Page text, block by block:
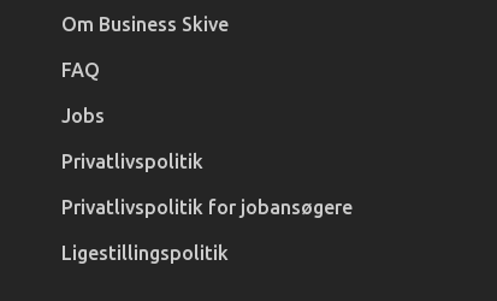
Om Business Skive
FAQ
Jobs
Privatlivspolitik
Privatlivspolitik for jobansøgere
Ligestillingspolitik